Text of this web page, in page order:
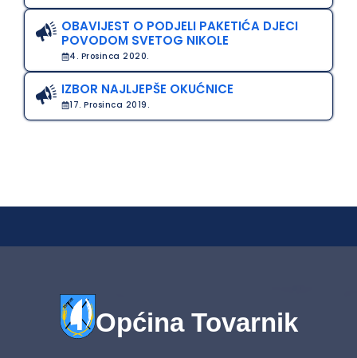
OBAVIJEST O PODJELI PAKETIĆA DJECI
POVODOM SVETOG NIKOLE
4. Prosinca 2020.
IZBOR NAJLJEPŠE OKUĆNICE
17. Prosinca 2019.
Općina Tovarnik